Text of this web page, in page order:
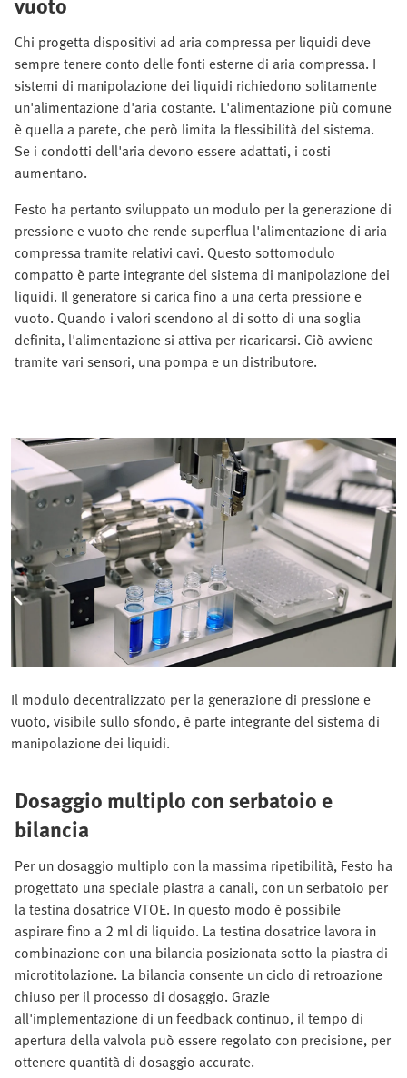
Chi progetta dispositivi ad aria compressa per liquidi deve
sempre tenere conto delle fonti esterne di aria compressa. I
sistemi di manipolazione dei liquidi richiedono solitamente
un'alimentazione d'aria costante. L'alimentazione più comune
è quella a parete, che però limita la flessibilità del sistema.
Se i condotti dell'aria devono essere adattati, i costi
aumentano.
Festo ha pertanto sviluppato un modulo per la generazione di
pressione e vuoto che rende superflua l'alimentazione di aria
compressa tramite relativi cavi. Questo sottomodulo
compatto è parte integrante del sistema di manipolazione dei
liquidi. Il generatore si carica fino a una certa pressione e
vuoto. Quando i valori scendono al di sotto di una soglia
definita, l'alimentazione si attiva per ricaricarsi. Ciò avviene
tramite vari sensori, una pompa e un distributore.
Il modulo decentralizzato per la generazione di pressione e
vuoto, visibile sullo sfondo, è parte integrante del sistema di
manipolazione dei liquidi.
Dosaggio multiplo con serbatoio e
bilancia
Per un dosaggio multiplo con la massima ripetibilità, Festo ha
progettato una speciale piastra a canali, con un serbatoio per
la testina dosatrice VTOE. In questo modo è possibile
aspirare fino a 2 ml di liquido. La testina dosatrice lavora in
combinazione con una bilancia posizionata sotto la piastra di
microtitolazione. La bilancia consente un ciclo di retroazione
chiuso per il processo di dosaggio. Grazie
all'implementazione di un feedback continuo, il tempo di
apertura della valvola può essere regolato con precisione, per
ottenere quantità di dosaggio accurate.